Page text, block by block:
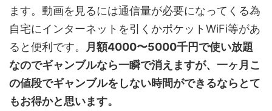
ます。動画を見るには通信量が必要になってくる為
自宅にインターネットを引くかポケットWiFi等があ
ると便利です。 月額4000〜5000千円で使い放題
なのでギャンブルなら一瞬で消えますが、一ヶ月こ
の値段でギャンブルをしない時間ができるならとて
もお得かと思います。